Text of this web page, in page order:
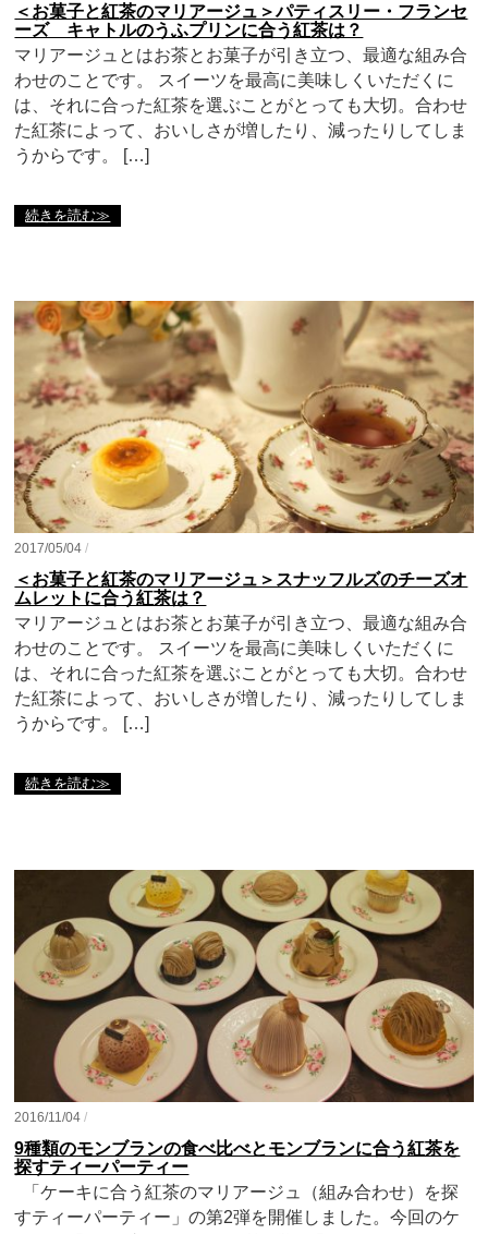
＜お菓子と紅茶のマリアージュ＞パティスリー・フランセ
ーズ キャトルのうふプリンに合う紅茶は？
マリアージュとはお茶とお菓子が引き立つ、最適な組み合
わせのことです。 スイーツを最高に美味しくいただくに
は、それに合った紅茶を選ぶことがとっても大切。合わせ
た紅茶によって、おいしさが増したり、減ったりしてしま
うからです。 […]
続きを読む≫
2017/05/04/
＜お菓子と紅茶のマリアージュ＞スナッフルズのチーズオ
ムレットに合う紅茶は？
マリアージュとはお茶とお菓子が引き立つ、最適な組み合
わせのことです。 スイーツを最高に美味しくいただくに
は、それに合った紅茶を選ぶことがとっても大切。合わせ
た紅茶によって、おいしさが増したり、減ったりしてしま
うからです。 […]
続きを読む≫
2016/11/04/
9種類のモンブランの食べ比べとモンブランに合う紅茶を
探すティーパーティー
「ケーキに合う紅茶のマリアージュ（組み合わせ）を探
すティーパーティー」の第2弾を開催しました。今回のケ